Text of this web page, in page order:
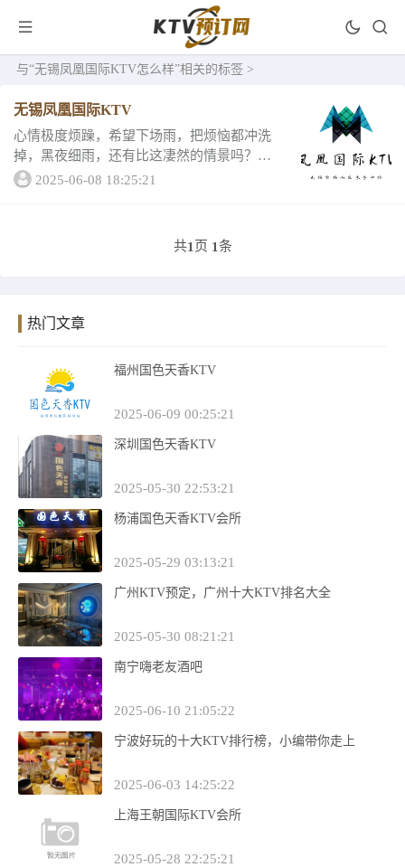
与“无锡凤凰国际KTV怎么样”相关的标签 >
无锡凤凰国际KTV
心情极度烦躁，希望下场雨，把烦恼都冲洗
掉，黑夜细雨，还有比这凄然的情景吗？景
色是能影响心情的，不如来跟小编去看看琉
2025-06-08 18:25:21
共1 页 1条
热门文章
福州国色天香KTV
2025-06-09 00:25:21
深圳国色天香KTV
2025-05-30 22:53:21
杨浦国色天香KTV会所
2025-05-29 03:13:21
广州KTV预定，广州十大KTV排名大全
2025-05-30 08:21:21
南宁嗨老友酒吧
2025-06-10 21:05:22
宁波好玩的十大KTV排行榜，小编带你走上
2025-06-03 14:25:22
上海王朝国际KTV会所
2025-05-28 22:25:21